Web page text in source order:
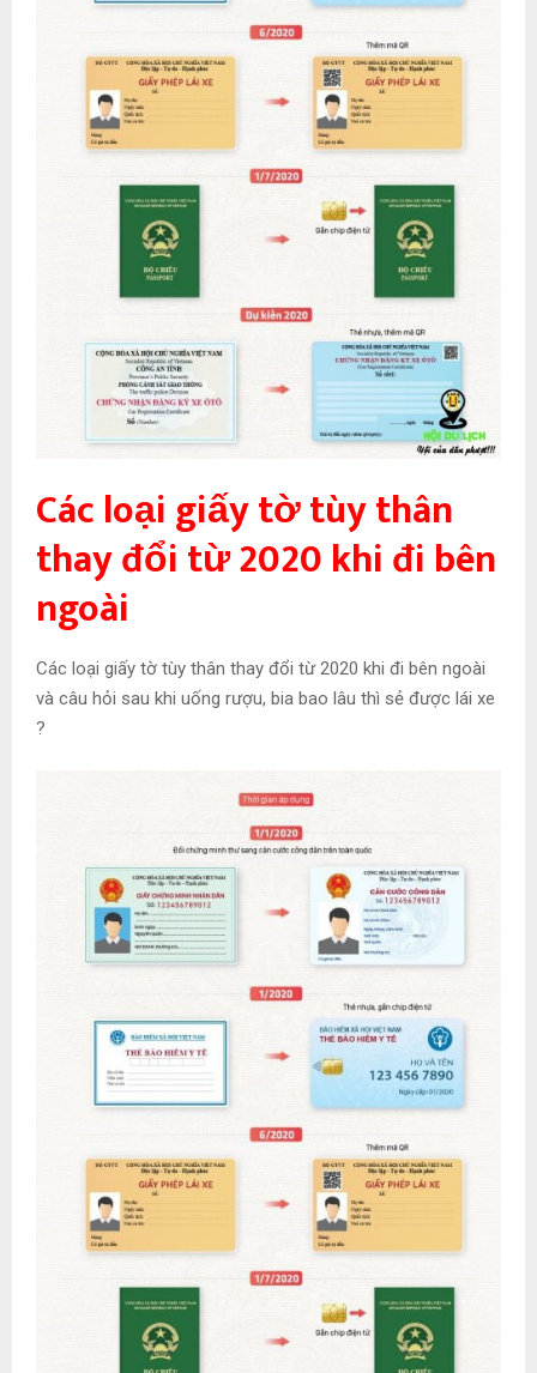
Các loại giấy tờ tùy thân
thay đổi từ 2020 khi đi bên
ngoài
Các loại giấy tờ tùy thân thay đổi từ 2020 khi đi bên ngoài
và câu hỏi sau khi uống rượu, bia bao lâu thì sẻ được lái xe
?